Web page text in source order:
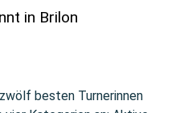
in Brilon
besten Turnerinnen